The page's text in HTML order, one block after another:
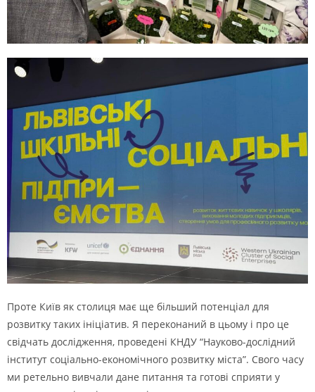
Проте Київ як столиця має ще більший потенціал для
розвитку таких ініціатив. Я переконаний в цьому і про це
свідчать дослідження, проведені КНДУ “Науково-дослідний
інститут соціально-економічного розвитку міста”. Свого часу
ми ретельно вивчали дане питання та готові сприяти у